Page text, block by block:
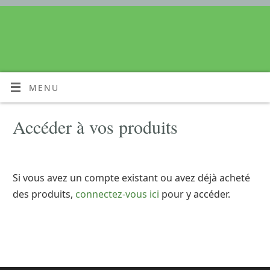
MENU
Accéder à vos produits
Si vous avez un compte existant ou avez déjà acheté
des produits, connectez-vous ici pour y accéder.